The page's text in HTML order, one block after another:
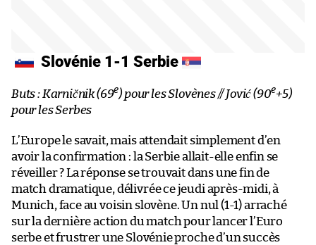
Slovénie 1-1 Serbie
Buts : Karničnik (69e) pour les Slovènes // Jović (90e+5)
pour les Serbes
L’Europe le savait, mais attendait simplement d’en
avoir la confirmation : la Serbie allait-elle enfin se
réveiller ? La réponse se trouvait dans une fin de
match dramatique, délivrée ce jeudi après-midi, à
Munich, face au voisin slovène. Un nul (1-1) arraché
sur la dernière action du match pour lancer l’Euro
serbe et frustrer une Slovénie proche d’un succès